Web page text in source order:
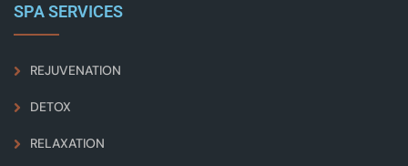
SPA SERVICES
REJUVENATION
DETOX
RELAXATION